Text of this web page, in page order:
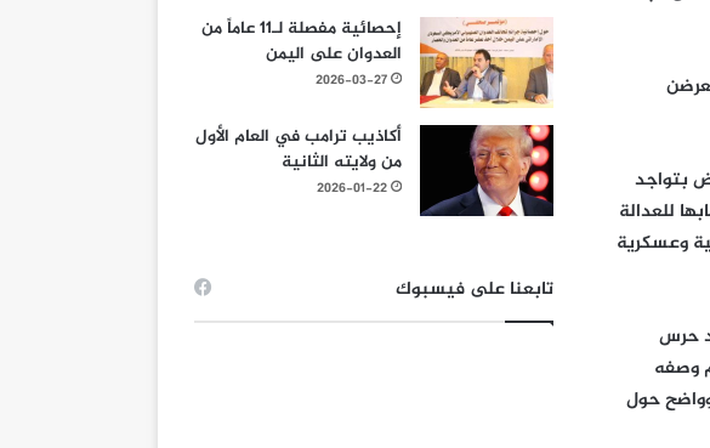
بتواجد
للعدالة
وعسكرية
حرس
وصفه
حول
إحصائية مفصلة لـ11 عاماً من
العدوان على اليمن
2026-03-27
أكاذيب ترامب في العام الأول
من ولايته الثانية
2026-01-22
تابعنا على فيسبوك